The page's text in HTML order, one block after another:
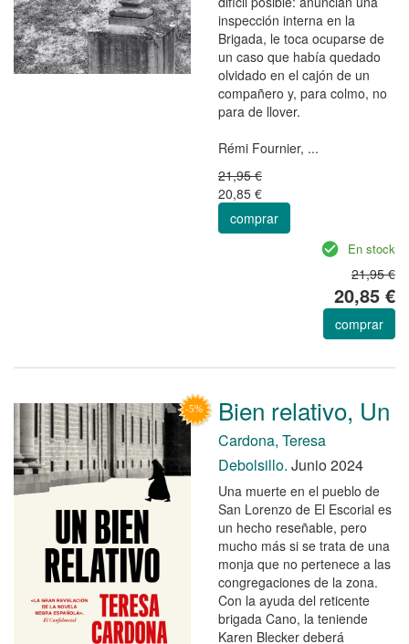
inspección interna en la
Brigada, le toca ocuparse de
un caso que había quedado
olvidado en el cajón de un
compañero y, para colmo, no
para de llover.
Rémi Fournier, ...
21,95 €
20,85 €
comprar
En stock
21,95 €
20,85 €
comprar
Bien relativo, Un
Cardona, Teresa
Debolsillo. Junio 2024
Una muerte en el pueblo de
San Lorenzo de El Escorial es
un hecho reseñable, pero
mucho más si se trata de una
monja que no pertenece a las
congregaciones de la zona.
Con la ayuda del reticente
brigada Cano, la teniende
Karen Blecker deberá